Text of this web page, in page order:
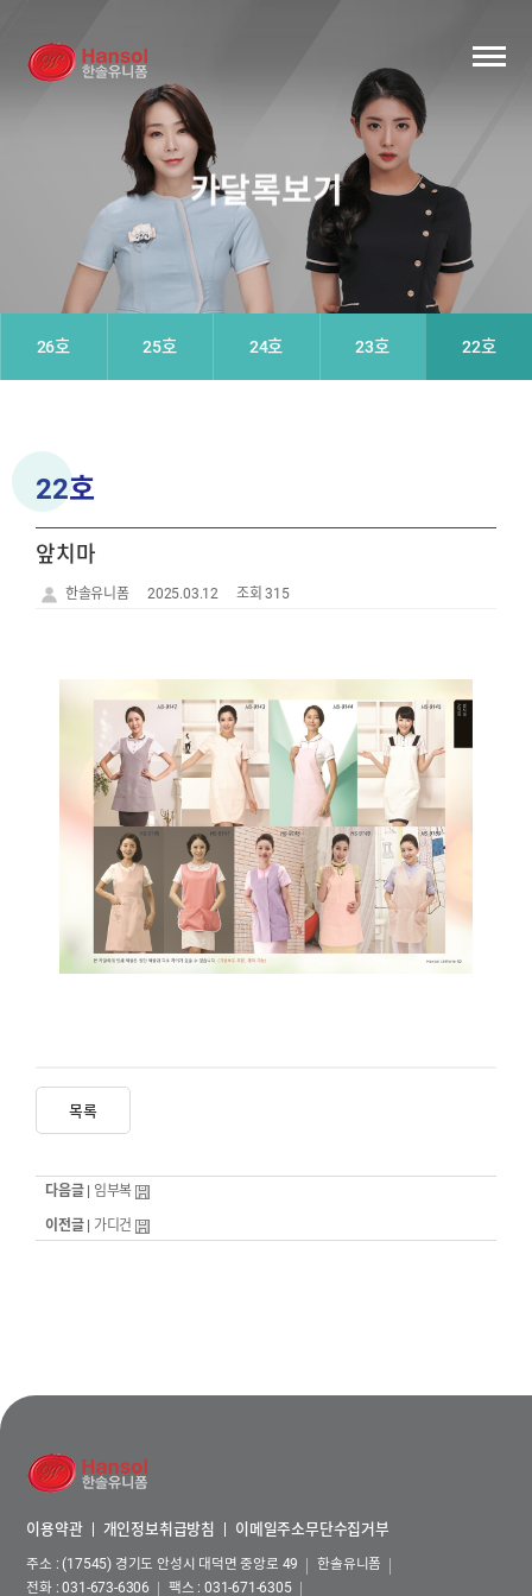
카달록보기
26호 25호 24호 23호 22호
22호
앞치마
한솔유니폼 2025.03.12 조회 315
목록
다음글 | 임부복
이전글 | 가디건
이용약관 개인정보취급방침 이메일주소무단수집거부
주소 : (17545) 경기도 안성시 대덕면 중앙로 49
한솔유니폼
전화 :031-673-6306 팩스 : 031-671-6305